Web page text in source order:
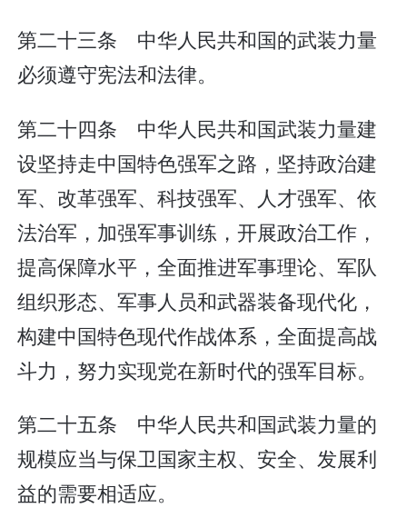
第二十三条 中华人民共和国的武装力量
必须遵守宪法和法律。
第二十四条 中华人民共和国武装力量建
设坚持走中国特色强军之路，坚持政治建
军、改革强军、科技强军、人才强军、依
法治军，加强军事训练，开展政治工作，
提高保障水平，全面推进军事理论、军队
组织形态、军事人员和武器装备现代化，
构建中国特色现代作战体系，全面提高战
斗力，努力实现党在新时代的强军目标。
第二十五条 中华人民共和国武装力量的
规模应当与保卫国家主权、安全、发展利
益的需要相适应。